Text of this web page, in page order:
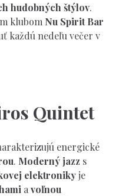
hudobných štýlov.
klubom Nu Spirit Bar
každú nedeľu večer v
Quintet
energické
. Moderný jazz s
elektronikyje
a voľnou